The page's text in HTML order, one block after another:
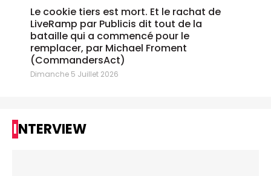
Le cookie tiers est mort. Et le rachat de
LiveRamp par Publicis dit tout de la
bataille qui a commencé pour le
remplacer, par Michael Froment
(CommandersAct)
Dimanche 5 Juillet 2026
INTERVIEW